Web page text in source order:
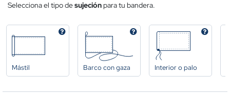
Selecciona el tipo desujeciónpara tu bandera.
Mástil Barco con gaza Interior o palo